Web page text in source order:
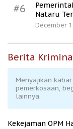
#6
Nataru
December
Berita
Menyajikan
pemerkosaan,
lainnya.
Kekejaman OPM